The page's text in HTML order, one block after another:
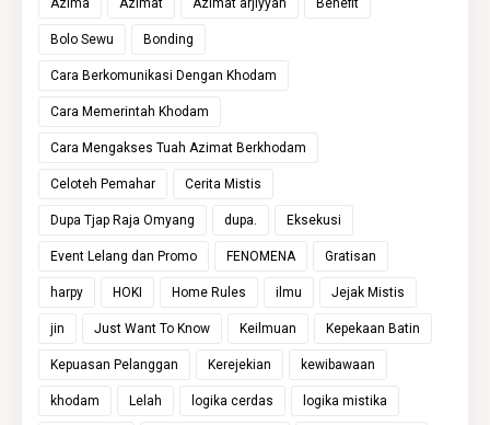
Bolo Sewu Bonding
Cara Berkomunikasi Dengan Khodam
Cara Memerintah Khodam
Cara Mengakses Tuah Azimat Berkhodam
Celoteh Pemahar Cerita Mistis
Dupa Tjap Raja Omyang dupa. Eksekusi
Event Lelang dan Promo FENOMENA Gratisan
harpy HOKI Home Rules ilmu Jejak Mistis
jin Just Want To Know Keilmuan Kepekaan Batin
Kepuasan Pelanggan Kerejekian kewibawaan
khodam Lelah logika cerdas logika mistika